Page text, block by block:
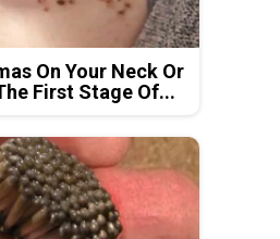
On Your Neck Or
First Stage Of...